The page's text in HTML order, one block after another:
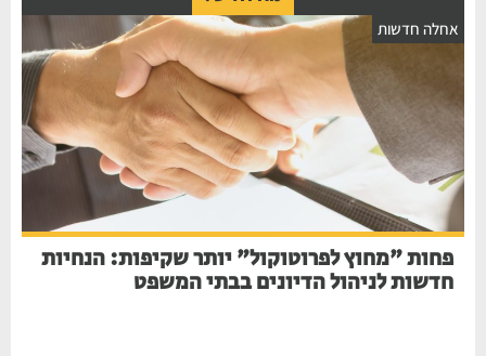
אחלה חדשות
פחות "מחוץ לפרוטוקול" יותר שקיפות: הנחיות
חדשות לניהול הדיונים בבתי המשפט